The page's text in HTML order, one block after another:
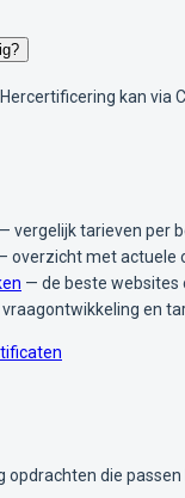
kan
— vergelijk tarieven per
overzicht met actuele
— de beste websites
en
die passen